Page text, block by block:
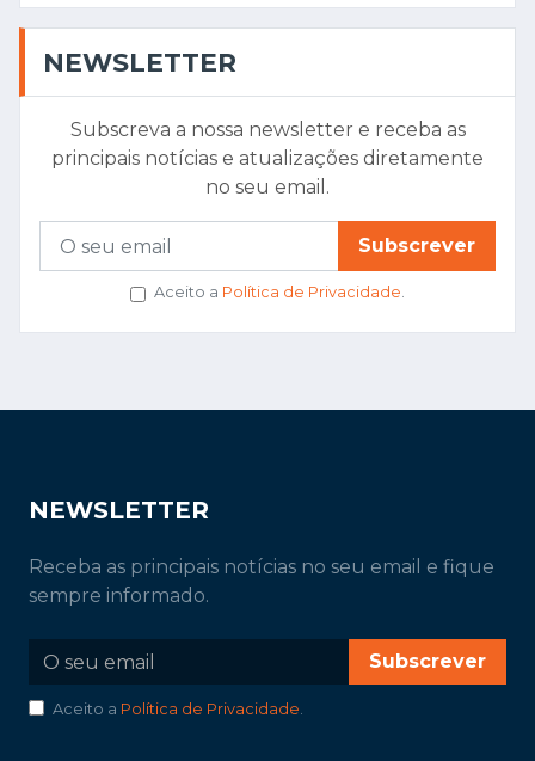
NEWSLETTER
Subscreva a nossa newsletter e receba as
principais notícias e atualizações diretamente
no seu email.
Subscrever
Aceito a Política de Privacidade.
NEWSLETTER
Receba as principais notícias no seu email e fique
sempre informado.
Subscrever
Aceito a Política de Privacidade.